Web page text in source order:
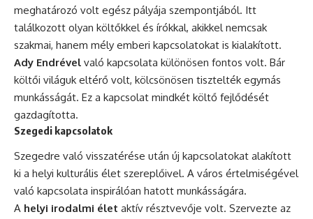
meghatározó volt egész pályája szempontjából. Itt
találkozott olyan költőkkel és írókkal, akikkel nemcsak
szakmai, hanem mély emberi kapcsolatokat is kialakított.
Ady Endrével való kapcsolata különösen fontos volt. Bár
költői világuk eltérő volt, kölcsönösen tisztelték egymás
munkásságát. Ez a kapcsolat mindkét költő fejlődését
gazdagította.
Szegedi kapcsolatok
Szegedre való visszatérése után új kapcsolatokat alakított
ki a helyi kulturális élet szereplőivel. A város értelmiségével
való kapcsolata inspirálóan hatott munkásságára.
A helyi irodalmi élet aktív résztvevője volt. Szervezte az